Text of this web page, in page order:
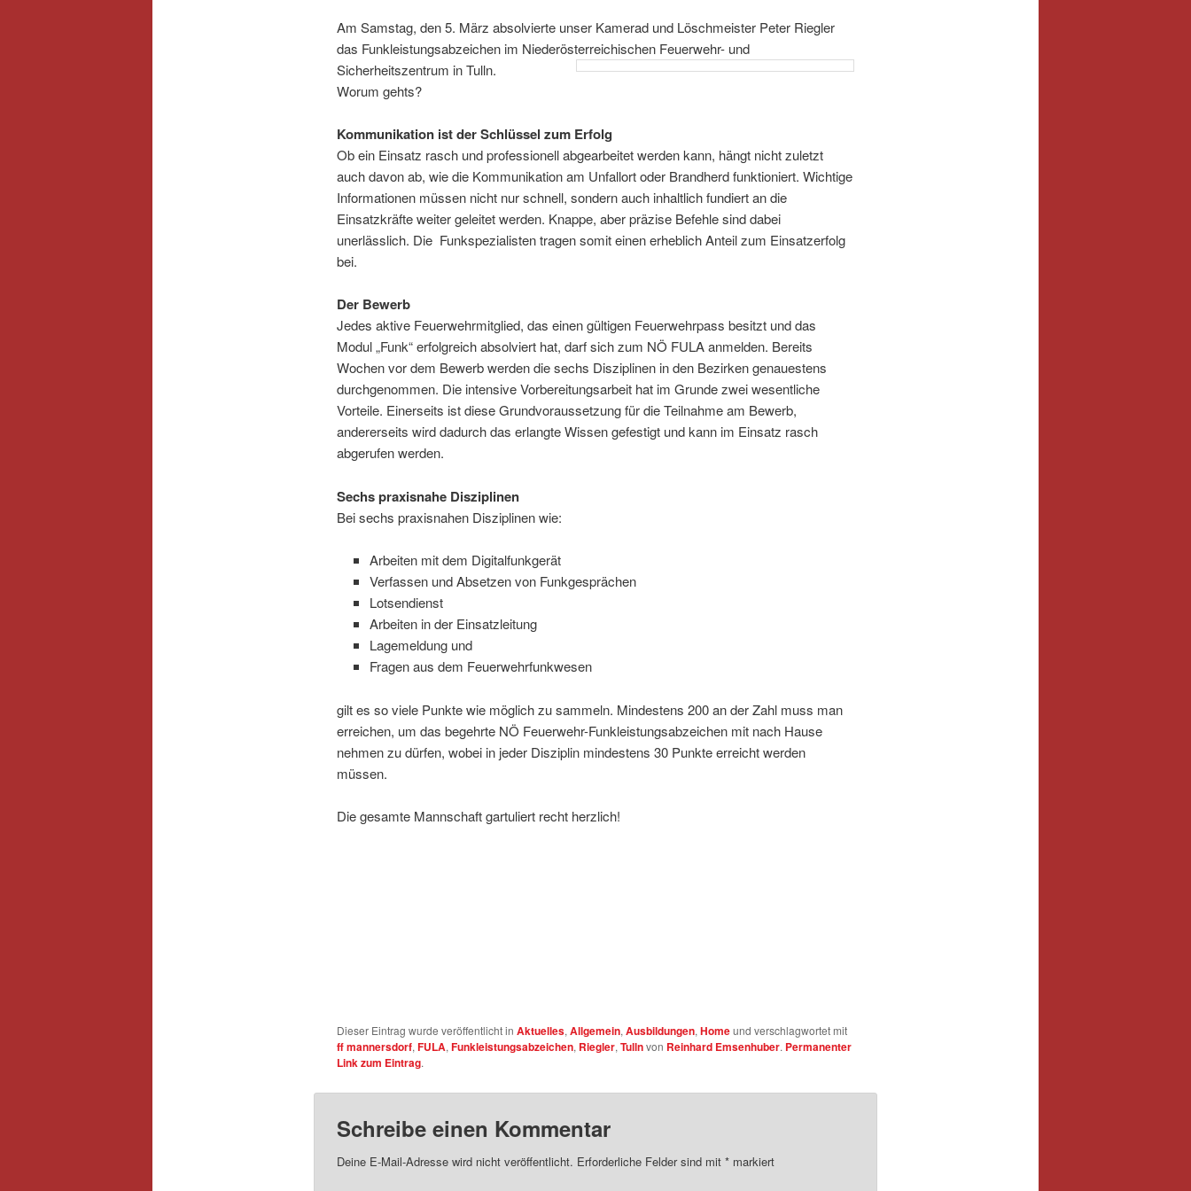
Am Samstag, den 5. März absolvierte unser Kamerad und Löschmeister Peter Riegler
das Funkleistungsabzeichen im Niederösterreichischen Feuerwehr- und
Sicherheitszentrum in Tulln.
Worum gehts?
Kommunikation ist der Schlüssel zum Erfolg
Ob ein Einsatz rasch und professionell abgearbeitet werden kann, hängt nicht zuletzt
auch davon ab, wie die Kommunikation am Unfallort oder Brandherd funktioniert. Wichtige
Informationen müssen nicht nur schnell, sondern auch inhaltlich fundiert an die
Einsatzkräfte weiter geleitet werden. Knappe, aber präzise Befehle sind dabei
unerlässlich. Die Funkspezialisten tragen somit einen erheblich Anteil zum Einsatzerfolg
bei.
Der Bewerb
Jedes aktive Feuerwehrmitglied, das einen gültigen Feuerwehrpass besitzt und das
Modul „Funk“ erfolgreich absolviert hat, darf sich zum NÖ FULA anmelden. Bereits
Wochen vor dem Bewerb werden die sechs Disziplinen in den Bezirken genauestens
durchgenommen. Die intensive Vorbereitungsarbeit hat im Grunde zwei wesentliche
Vorteile. Einerseits ist diese Grundvoraussetzung für die Teilnahme am Bewerb,
andererseits wird dadurch das erlangte Wissen gefestigt und kann im Einsatz rasch
abgerufen werden.
Sechs praxisnahe Disziplinen
Bei sechs praxisnahen Disziplinen wie:
Arbeiten mit dem Digitalfunkgerät
Verfassen und Absetzen von Funkgesprächen
Lotsendienst
Arbeiten in der Einsatzleitung
Lagemeldung und
Fragen aus dem Feuerwehrfunkwesen
gilt es so viele Punkte wie möglich zu sammeln. Mindestens 200 an der Zahl muss man
erreichen, um das begehrte NÖ Feuerwehr-Funkleistungsabzeichen mit nach Hause
nehmen zu dürfen, wobei in jeder Disziplin mindestens 30 Punkte erreicht werden
müssen.
Die gesamte Mannschaft gartuliert recht herzlich!
Dieser Eintrag wurde veröffentlicht in Aktuelles, Allgemein, Ausbildungen, Homeund verschlagwortet mit
ff mannersdorf, FULA, Funkleistungsabzeichen, Riegler, Tullnvon Reinhard Emsenhuber. Permanenter
Link zum Eintrag.
Schreibe einen Kommentar
Deine E-Mail-Adresse wird nicht veröffentlicht. Erforderliche Felder sind mit *markiert